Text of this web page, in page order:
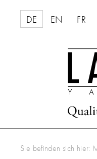
DE EN FR
Sie befinden sich hier: